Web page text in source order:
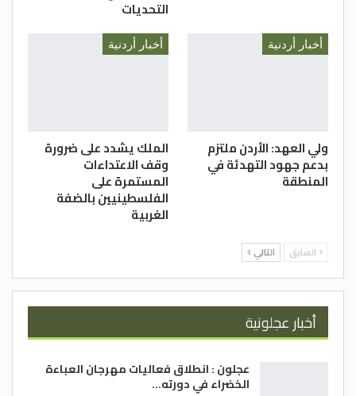
التحديات
أخبار أردنية
ولي العهد: الأردن ملتزم
بدعم جهود التهدئة في
المنطقة
أخبار أردنية
الملك يشدد على ضرورة
وقف الاعتداءات
المستمرة على
الفلسطينيين بالضفة
الغربية
السابق التالي
أخبار عجلونية
عجلون : انطلاق فعاليات مهرجان العباءة
الخضراء في دورته…